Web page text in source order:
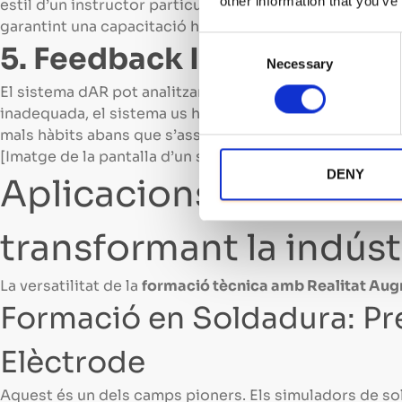
n
n
S
e
e
c
i
Necessary
DENY
estil d’un instructor particular. Un programa de
garantint una capacitació homogènia i d’alta qualitat
5. Feedback Instantani i
El sistema dAR pot analitzar el rendiment de lusuari
inadequada, el sistema us ho indica a l’instant amb
mals hàbits abans que s’assenten.
[Imatge de la pantalla d’un simulador de formació
Aplicacions
transformant la
La versatilitat de la formació tècnica amb Realitat
Formació en Soldadura:
Elèctrode
Aquest és un dels camps pioners. Els simuladors de